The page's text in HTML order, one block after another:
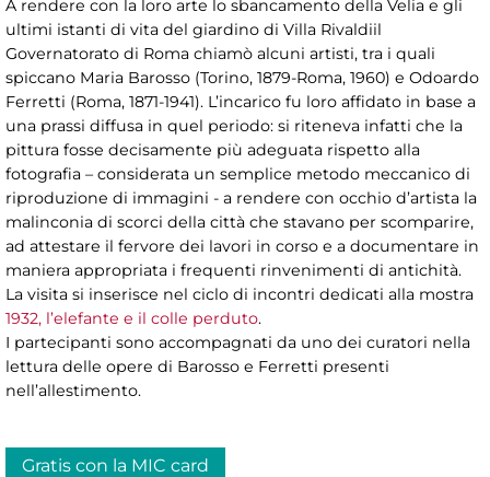
A rendere con la loro arte lo sbancamento della Velia e gli
ultimi istanti di vita del giardino di Villa Rivaldiil
Governatorato di Roma chiamò alcuni artisti, tra i quali
spiccano Maria Barosso (Torino, 1879-Roma, 1960) e Odoardo
Ferretti (Roma, 1871-1941). L’incarico fu loro affidato in base a
una prassi diffusa in quel periodo: si riteneva infatti che la
pittura fosse decisamente più adeguata rispetto alla
fotografia – considerata un semplice metodo meccanico di
riproduzione di immagini - a rendere con occhio d’artista la
malinconia di scorci della città che stavano per scomparire,
ad attestare il fervore dei lavori in corso e a documentare in
maniera appropriata i frequenti rinvenimenti di antichità.
La visita si inserisce nel ciclo di incontri dedicati alla mostra
1932, l’elefante e il colle perduto.
I partecipanti sono accompagnati da uno dei curatori nella
lettura delle opere di Barosso e Ferretti presenti
nell’allestimento.
Gratis con la MIC card